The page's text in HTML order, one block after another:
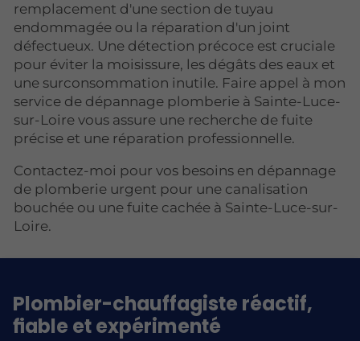
remplacement d'une section de tuyau
endommagée ou la réparation d'un joint
défectueux. Une détection précoce est cruciale
pour éviter la moisissure, les dégâts des eaux et
une surconsommation inutile. Faire appel à mon
service de dépannage plomberie à Sainte-Luce-
sur-Loire vous assure une recherche de fuite
précise et une réparation professionnelle.
Contactez-moi pour vos besoins en dépannage
de plomberie urgent pour une canalisation
bouchée ou une fuite cachée à Sainte-Luce-sur-
Loire.
Plombier-chauffagiste réactif,
fiable et expérimenté